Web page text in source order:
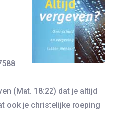
(Mat. 18:22) dat je altijd
ook je christelijke roeping